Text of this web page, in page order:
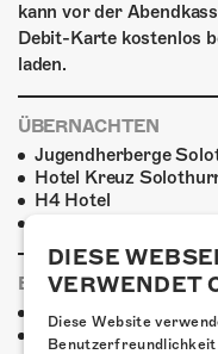
kann vor der
Debit-Karte kostenlos
laden.
ÜBERNACHTEN
Jugendherberge
Hotel Kreuz
H4 Hotel
ESSENSTIPPS
Pier 11
Restaurant Kreuz
DIESE
VERWENDET
Diese Website
Benutzerfreundlichkeit